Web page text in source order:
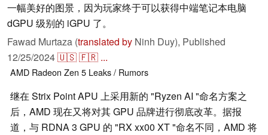
一幅美好的图景，因为玩家终于可以获得中端笔记本电脑
dGPU 级别的 iGPU 了。
Fawad Murtaza (translated by Ninh Duy), Published
12/25/2024🇺🇸🇫🇷 ...
AMD Radeon Zen 5 Leaks / Rumors
继在 Strix Point APU 上采用新的 "Ryzen AI "命名方案之
后，AMD 现在又将对其 GPU 品牌进行彻底改革。据报
道，与 RDNA 3 GPU 的 "RX xx00 XT "命名不同，AMD 将